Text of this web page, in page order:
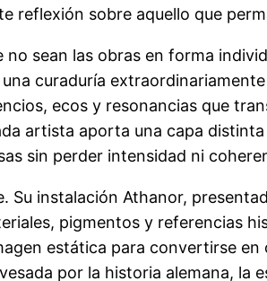
reflexión sobre aquello que
sean las obras en forma
curaduría
ecos y resonancias que
artista aporta una capa
sin perder intensidad ni
instalación Athanor,
pigmentos y referencias
estática para convertirse
por la historia alemana, la